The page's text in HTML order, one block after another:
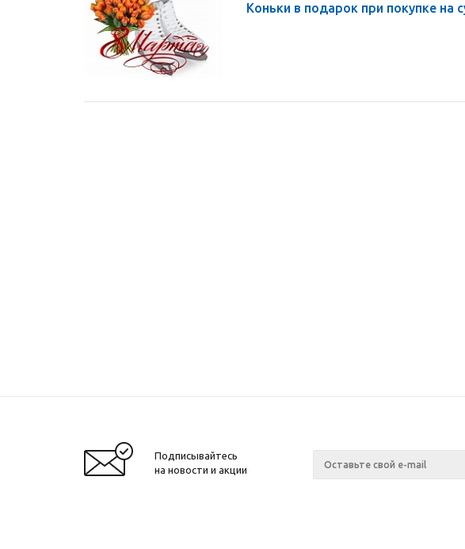
Коньки в подарок при покупке на
Подписывайтесь
на новости и акции